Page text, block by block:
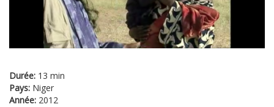
Durée: 13 min
Pays: Niger
Année: 2012